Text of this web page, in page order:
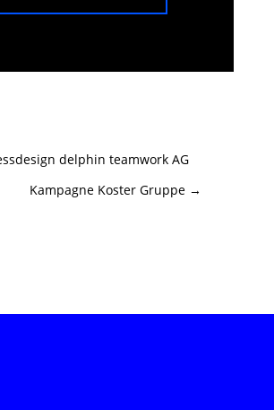
delphin teamwork AG
Kampagne Koster Gruppe →